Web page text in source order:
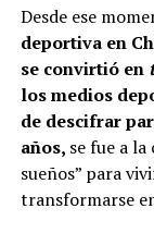
Desde ese
deportiva en
se convirtió en
los medios
de descifrar
años, se fue a
sueños” para
transformarse